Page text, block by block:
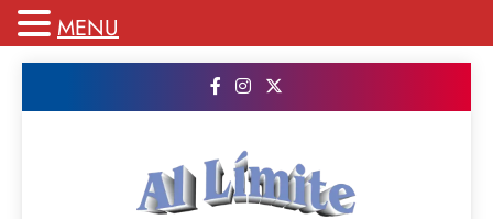
MENU